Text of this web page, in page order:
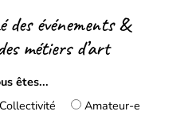
des événements &
métiers d’art
êtes...
Collectivité Amateur-e